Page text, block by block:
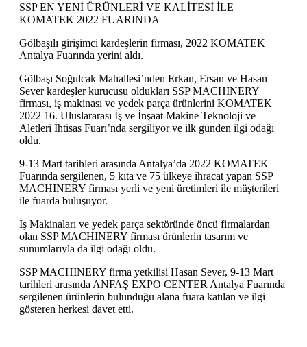
SSP EN YENİ ÜRÜNLERİ VE KALİTESİ İLE
KOMATEK 2022 FUARINDA
Gölbaşılı girişimci kardeşlerin firması, 2022 KOMATEK
Antalya Fuarında yerini aldı.
Gölbaşı Soğulcak Mahallesi’nden Erkan, Ersan ve Hasan
Sever kardeşler kurucusu oldukları SSP MACHINERY
firması, iş makinası ve yedek parça ürünlerini KOMATEK
2022 16. Uluslararası İş ve İnşaat Makine Teknoloji ve
Aletleri İhtisas Fuarı’nda sergiliyor ve ilk günden ilgi odağı
oldu.
9-13 Mart tarihleri arasında Antalya’da 2022 KOMATEK
Fuarında sergilenen, 5 kıta ve 75 ülkeye ihracat yapan SSP
MACHINERY firması yerli ve yeni üretimleri ile müşterileri
ile fuarda buluşuyor.
İş Makinaları ve yedek parça sektöründe öncü firmalardan
olan SSP MACHINERY firması ürünlerin tasarım ve
sunumlarıyla da ilgi odağı oldu.
SSP MACHINERY firma yetkilisi Hasan Sever, 9-13 Mart
tarihleri arasında ANFAŞ EXPO CENTER Antalya Fuarında
sergilenen ürünlerin bulunduğu alana fuara katılan ve ilgi
gösteren herkesi davet etti.